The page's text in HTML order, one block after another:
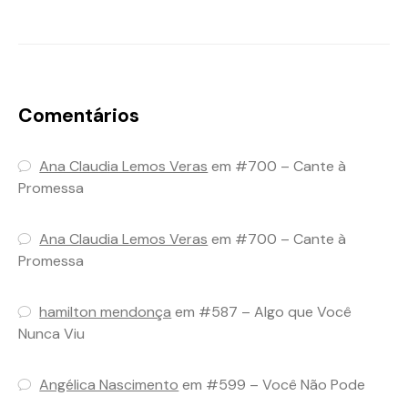
Comentários
Ana Claudia Lemos Veras em #700 – Cante à
Promessa
Ana Claudia Lemos Veras em #700 – Cante à
Promessa
hamilton mendonça em #587 – Algo que Você
Nunca Viu
Angélica Nascimento em #599 – Você Não Pode